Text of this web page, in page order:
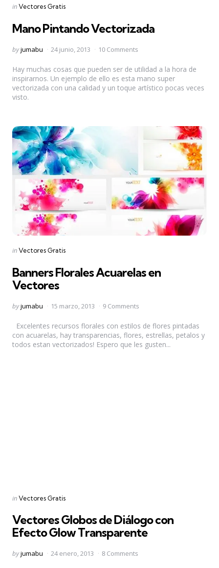
Categories
Posted
inVectores Gratis
Mano Pintando Vectorizada
Posted
byjumabu 24 junio, 2013 10 Comments
Hay muchas cosas que pueden ser de utilidad a la hora de
inspirarnos. Un ejemplo de ello es esta mano super
vectorizada con una calidad y un toque artístico pocas veces
visto.
Categories
Posted
inVectores Gratis
Banners Florales Acuarelas en
Vectores
Posted
byjumabu 15 marzo, 2013 9 Comments
Excelentes recursos florales con estilos de flores pintadas
con acuarelas, hay transparencias, flores, estrellas, petalos y
todos estan vectorizados! Espero que les gusten...
Categories
Posted
inVectores Gratis
Vectores Globos de Diálogo con
Efecto Glow Transparente
Posted
byjumabu 24 enero, 2013 8 Comments